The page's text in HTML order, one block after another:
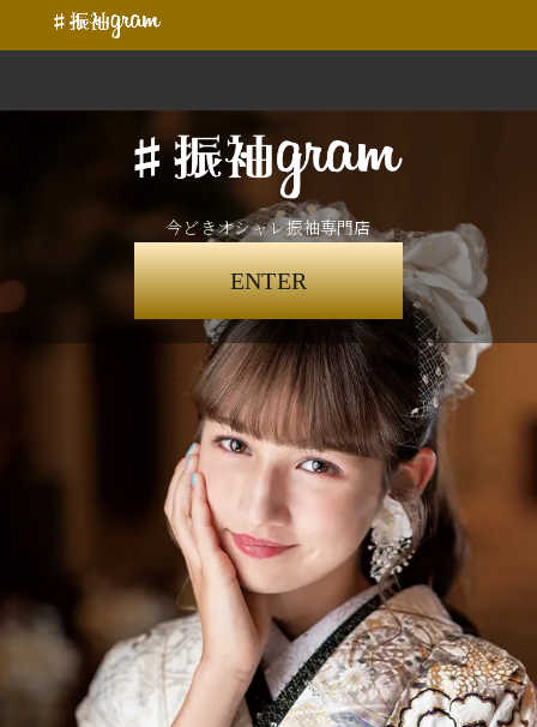
今どきオシャレ振袖専門店
ENTER